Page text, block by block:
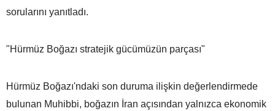
sorularını yanıtladı.
"Hürmüz Boğazı stratejik gücümüzün parçası"
Hürmüz Boğazı'ndaki son duruma ilişkin değerlendirmede
bulunan Muhibbi, boğazın İran açısından yalnızca ekonomik